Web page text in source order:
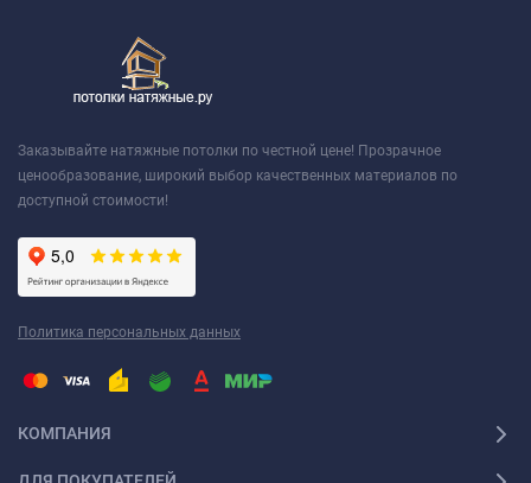
Заказывайте натяжные потолки по честной цене! Прозрачное
ценообразование, широкий выбор качественных материалов по
доступной стоимости!
Политика персональных данных
КОМПАНИЯ